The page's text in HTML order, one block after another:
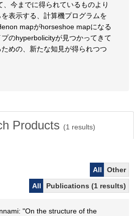
今までに得られているものより
表示する、計算機プログラムを
mapがhorseshoe mapになる
のhyperbolicityが見つかってきて
めの、新たな知見が得られつつ
Products (1 results)
All
Other
All
Publications (1 results)
"On the structure of the